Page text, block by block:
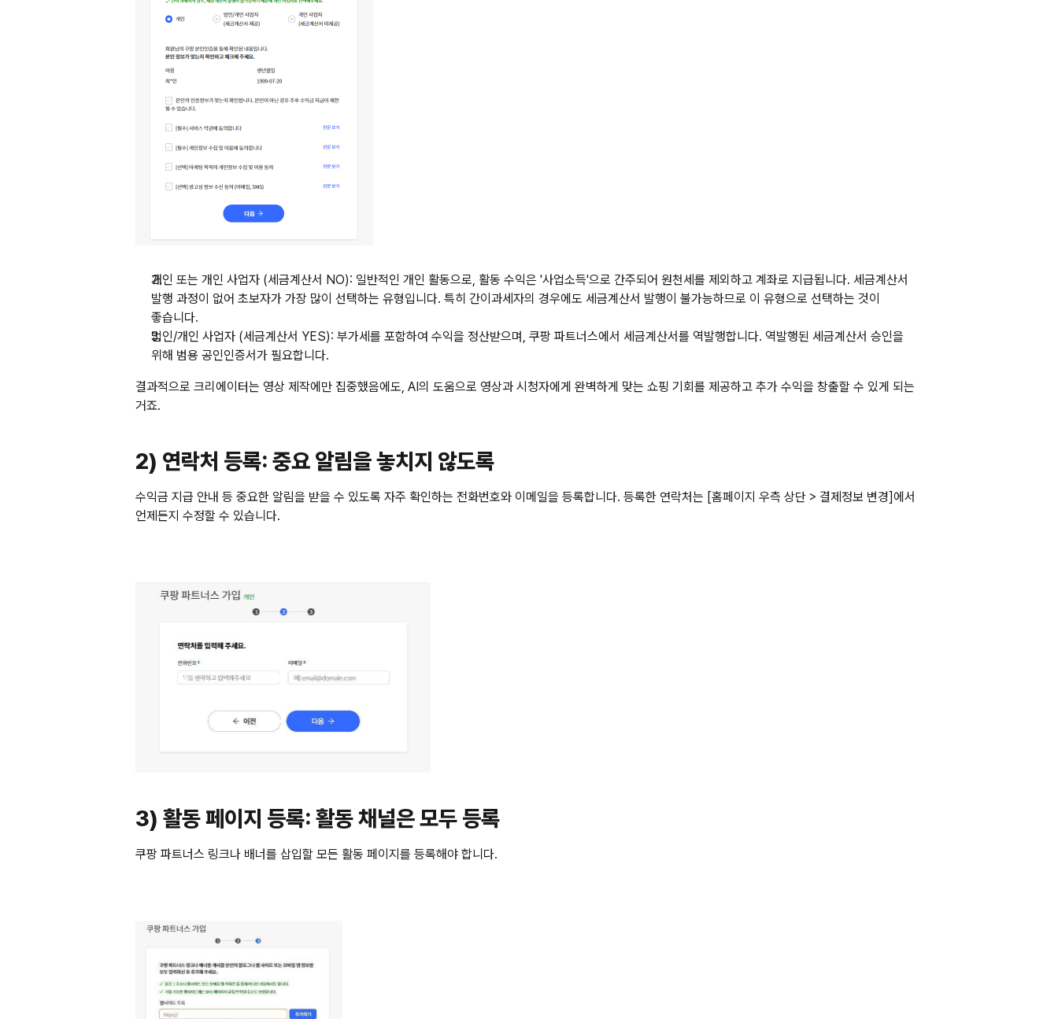
개인 또는 개인 사업자 (세금계산서 NO): 일반적인 개인 활동으로, 활동 수익은 '사업소득'으로 간주되어 원천세를 제외하고 계좌로 지급됩니다. 세금계산서
발행 과정이 없어 초보자가 가장 많이 선택하는 유형입니다. 특히 간이과세자의 경우에도 세금계산서 발행이 불가능하므로 이 유형으로 선택하는 것이
좋습니다.
법인/개인 사업자 (세금계산서 YES): 부가세를 포함하여 수익을 정산받으며, 쿠팡 파트너스에서 세금계산서를 역발행합니다. 역발행된 세금계산서 승인을
위해 범용 공인인증서가 필요합니다.
결과적으로 크리에이터는 영상 제작에만 집중했음에도, AI의 도움으로 영상과 시청자에게 완벽하게 맞는 쇼핑 기회를 제공하고 추가 수익을 창출할 수 있게 되는
거죠.
2) 연락처 등록: 중요 알림을 놓치지 않도록
수익금 지급 안내 등 중요한 알림을 받을 수 있도록 자주 확인하는 전화번호와 이메일을 등록합니다. 등록한 연락처는 [홈페이지 우측 상단 > 결제정보 변경]에서
언제든지 수정할 수 있습니다.
3) 활동 페이지 등록: 활동 채널은 모두 등록
쿠팡 파트너스 링크나 배너를 삽입할 모든 활동 페이지를 등록해야 합니다.